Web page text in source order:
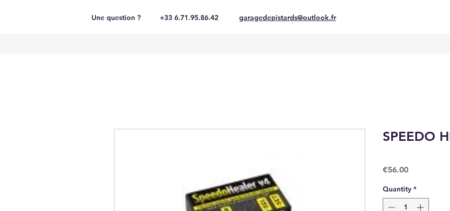
Une question ? +33 6.71.95.86.42 garagedepistards@outlook.fr
SPEEDO
€56.00Price
Quantity *